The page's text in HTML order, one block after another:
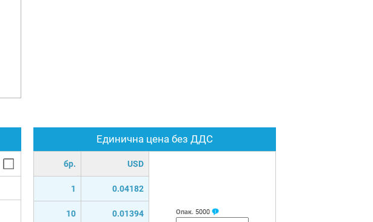
Единична цена без ДДС
бр. USD
1 0.04182
10 0.01394 Опак. 5000